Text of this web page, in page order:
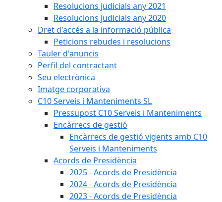
Resolucions judicials any 2021
Resolucions judicials any 2020
Dret d'accés a la informació pública
Peticions rebudes i resolucions
Tauler d'anuncis
Perfil del contractant
Seu electrònica
Imatge corporativa
C10 Serveis i Manteniments SL
Pressupost C10 Serveis i Manteniments
Encàrrecs de gestió
Encàrrecs de gestió vigents amb C10
Serveis i Manteniments
Acords de Presidència
2025 - Acords de Presidència
2024 - Acords de Presidència
2023 - Acords de Presidència